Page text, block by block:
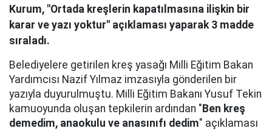
Kurum, "Ortada kreşlerin kapatılmasına ilişkin bir
karar ve yazı yoktur" açıklaması yaparak 3 madde
sıraladı.
Belediyelere getirilen kreş yasağı Milli Eğitim Bakan
Yardımcısı Nazif Yılmaz imzasıyla gönderilen bir
yazıyla duyurulmuştu. Milli Eğitim Bakanı Yusuf Tekin
kamuoyunda oluşan tepkilerin ardından " Ben kreş
demedim, anaokulu ve anasınıfı dedim" açıklaması